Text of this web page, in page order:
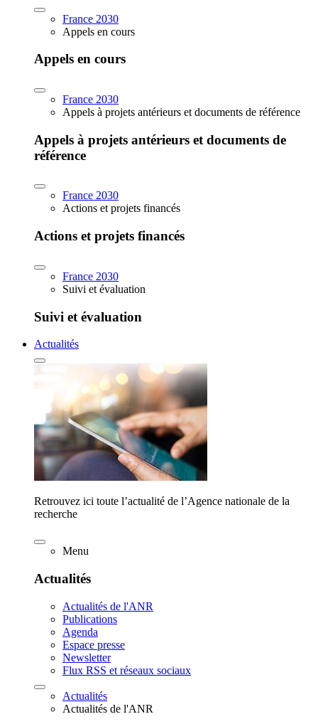
France 2030
Appels en cours
Appels en cours
France 2030
Appels à projets antérieurs et documents de référence
Appels à projets antérieurs et documents de
référence
France 2030
Actions et projets financés
Actions et projets financés
France 2030
Suivi et évaluation
Suivi et évaluation
Actualités
Retrouvez ici toute l’actualité de l’Agence nationale de la
recherche
Menu
Actualités
Actualités de l'ANR
Publications
Agenda
Espace presse
Newsletter
Flux RSS et réseaux sociaux
Actualités
Actualités de l'ANR